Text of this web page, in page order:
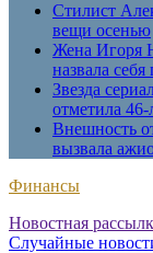
Стилист
вещи осенью
Жена Игоря
назвала
Звезда
отметила 46-
Внешность
вызвала
Финансы
Новостная
Случайные